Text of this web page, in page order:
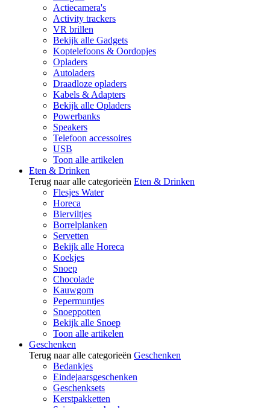
Actiecamera's
Activity trackers
VR brillen
Bekijk alle Gadgets
Koptelefoons & Oordopjes
Opladers
Autoladers
Draadloze opladers
Kabels & Adapters
Bekijk alle Opladers
Powerbanks
Speakers
Telefoon accessoires
USB
Toon alle artikelen
Eten & Drinken
Terug naar alle categorieën Eten & Drinken
Flesjes Water
Horeca
Bierviltjes
Borrelplanken
Servetten
Bekijk alle Horeca
Koekjes
Snoep
Chocolade
Kauwgom
Pepermuntjes
Snoeppotten
Bekijk alle Snoep
Toon alle artikelen
Geschenken
Terug naar alle categorieën Geschenken
Bedankjes
Eindejaarsgeschenken
Geschenksets
Kerstpakketten